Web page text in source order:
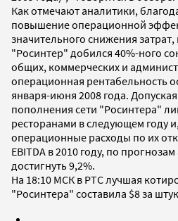
Как отмечают аналитики,
повышение операционной
значительного снижения
"Росинтер" добился 40%-ного
общих, коммерческих и
операционная рентабельность
января-июня 2008 года.
пополнения сети "Росинтера"
ресторанами в следующем году
операционные расходы по их
EBITDA в 2010 году, по
достигнуть 9,2%.
На 18:10 МСК в РТС лучшая
"Росинтера" составила $8 за